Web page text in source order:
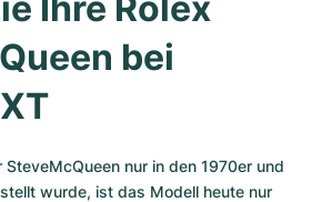
bei
SteveMcQueen nur in den 1970er und
wurde, ist das Modell heute nur